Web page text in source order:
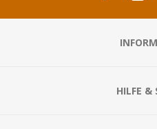
HILFE &